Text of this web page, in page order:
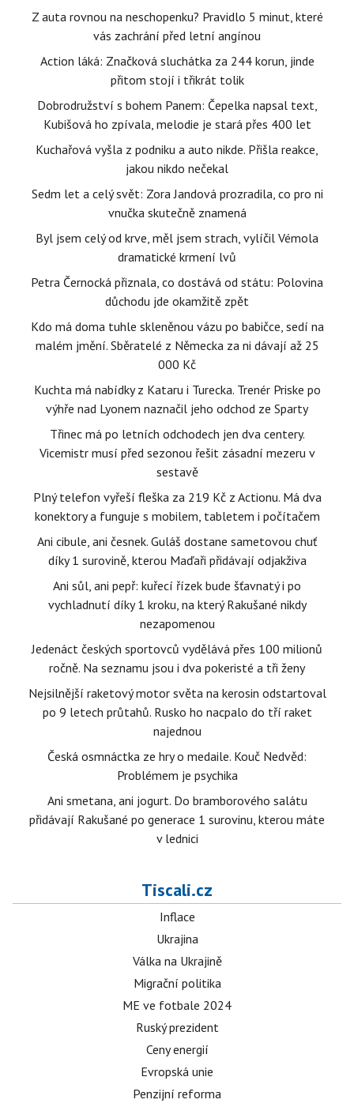
Z auta rovnou na neschopenku? Pravidlo 5 minut, které
vás zachrání před letní angínou
Action láká: Značková sluchátka za 244 korun, jinde
přitom stojí i třikrát tolik
Dobrodružství s bohem Panem: Čepelka napsal text,
Kubišová ho zpívala, melodie je stará přes 400 let
Kuchařová vyšla z podniku a auto nikde. Přišla reakce,
jakou nikdo nečekal
Sedm let a celý svět: Zora Jandová prozradila, co pro ni
vnučka skutečně znamená
Byl jsem celý od krve, měl jsem strach, vylíčil Vémola
dramatické krmení lvů
Petra Černocká přiznala, co dostává od státu: Polovina
důchodu jde okamžitě zpět
Kdo má doma tuhle skleněnou vázu po babičce, sedí na
malém jmění. Sběratelé z Německa za ni dávají až 25
000 Kč
Kuchta má nabídky z Kataru i Turecka. Trenér Priske po
výhře nad Lyonem naznačil jeho odchod ze Sparty
Třinec má po letních odchodech jen dva centery.
Vicemistr musí před sezonou řešit zásadní mezeru v
sestavě
Plný telefon vyřeší fleška za 219 Kč z Actionu. Má dva
konektory a funguje s mobilem, tabletem i počítačem
Ani cibule, ani česnek. Guláš dostane sametovou chuť
díky 1 surovině, kterou Maďaři přidávají odjakživa
Ani sůl, ani pepř: kuřecí řízek bude šťavnatý i po
vychladnutí díky 1 kroku, na který Rakušané nikdy
nezapomenou
Jedenáct českých sportovců vydělává přes 100 milionů
ročně. Na seznamu jsou i dva pokeristé a tři ženy
Nejsilnější raketový motor světa na kerosin odstartoval
po 9 letech průtahů. Rusko ho nacpalo do tří raket
najednou
Česká osmnáctka ze hry o medaile. Kouč Nedvěd:
Problémem je psychika
Ani smetana, ani jogurt. Do bramborového salátu
přidávají Rakušané po generace 1 surovinu, kterou máte
v lednici
Tiscali.cz
Inflace
Ukrajina
Válka na Ukrajině
Migrační politika
ME ve fotbale 2024
Ruský prezident
Ceny energií
Evropská unie
Penzijní reforma